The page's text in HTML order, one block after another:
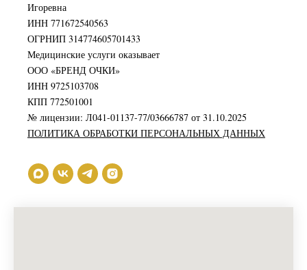
Игоревна
ИНН 771672540563
ОГРНИП 314774605701433
Медицинские услуги оказывает
ООО «БРЕНД ОЧКИ»
ИНН 9725103708
КПП 772501001
№ лицензии: Л041-01137-77/03666787 от 31.10.2025
ПОЛИТИКА ОБРАБОТКИ ПЕРСОНАЛЬНЫХ ДАННЫХ